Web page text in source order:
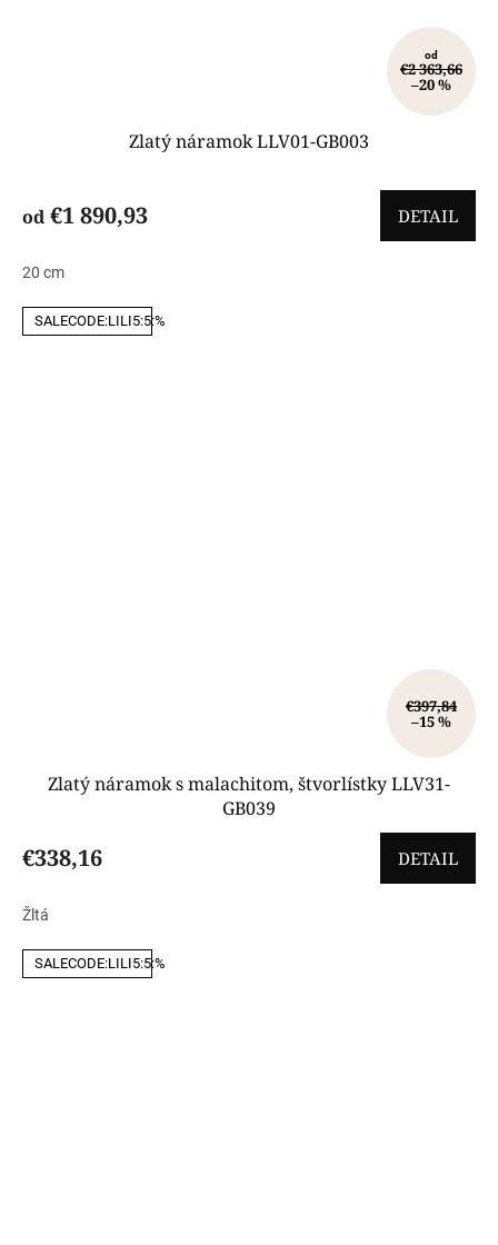
od
€2 363,66
–20 %
Zlatý náramok LLV01-GB003
od€1 890,93 DETAIL
20 cm
SALECODE:LILI5:5:%
€397,84
–15 %
Zlatý náramok s malachitom, štvorlístky LLV31-
GB039
€338,16 DETAIL
Žltá
SALECODE:LILI5:5:%